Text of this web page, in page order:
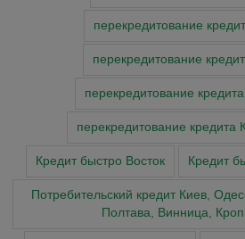
перекредитование
перекредитование
перекредитование
перекредитование кредита
Кредит быстро Восток Кредит
Потребительский кредит Киев,
Полтава, Винница,